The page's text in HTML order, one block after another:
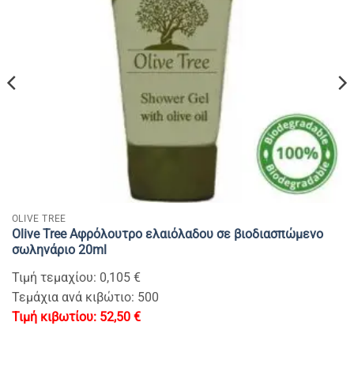
OLIVE TREE
Olive Tree Αφρόλουτρο ελαιόλαδου σε βιοδιασπώμενο
σωληνάριο 20ml
Τιμή τεμαχίου: 0,105 €
Τεμάχια ανά κιβώτιο: 500
52,50 €